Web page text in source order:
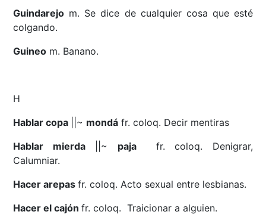
Guindarejo m. Se dice de cualquier cosa que esté
colgando.
Guineo m. Banano.
H
Hablar copa
||~ mondá fr. coloq. Decir mentiras
Hablar mierda||~ pajafr. coloq. Denigrar,
Calumniar.
Hacer arepasfr. coloq. Acto sexual entre lesbianas.
Hacer el cajónfr. coloq. Traicionar a alguien.